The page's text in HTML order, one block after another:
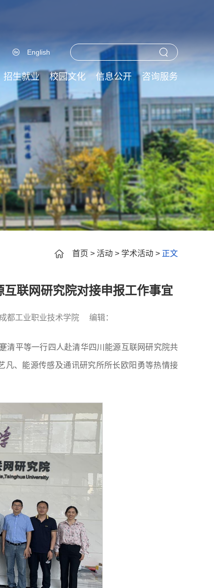
English
招生就业 校园文化 信息公开 咨询服务
首页 > 活动 > 学术活动 > 正文
联网研究院对接申报工作事宜
都工业职业技术学院 编辑：
清平等一行四人赴清华四川能源互联网研究院共
凡、能源传感及通讯研究所所长欧阳勇等热情接